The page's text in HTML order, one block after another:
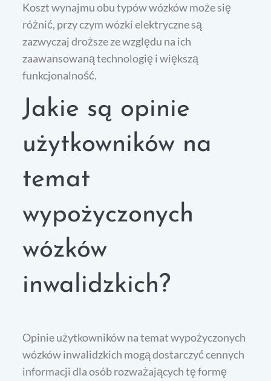
Koszt wynajmu obu typów wózków może się
różnić, przy czym wózki elektryczne są
zazwyczaj droższe ze względu na ich
zaawansowaną technologię i większą
funkcjonalność.
Jakie są opinie
użytkowników na
temat
wypożyczonych
wózków
inwalidzkich?
Opinie użytkowników na temat wypożyczonych
wózków inwalidzkich mogą dostarczyć cennych
informacji dla osób rozważających tę formę